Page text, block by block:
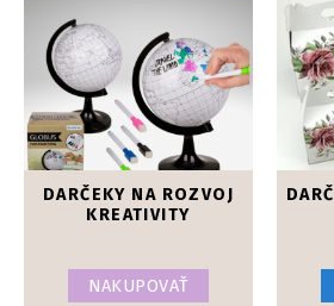
DARČEKY NA ROZVOJ
KREATIVITY
NAKUPOVAŤ